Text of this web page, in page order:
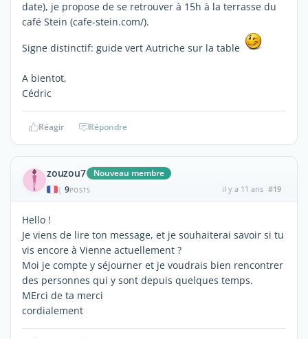
date), je propose de se retrouver à 15h à la terrasse du
café Stein (cafe-stein.com/).
Signe distinctif: guide vert Autriche sur la table
A bientot,
Cédric
Réagir Répondre
zouzou7 Nouveau membre
| 9POSTS il y a 11 ans #19
Hello !
Je viens de lire ton message, et je souhaiterai savoir si tu
vis encore à Vienne actuellement ?
Moi je compte y séjourner et je voudrais bien rencontrer
des personnes qui y sont depuis quelques temps.
MErci de ta merci
cordialement